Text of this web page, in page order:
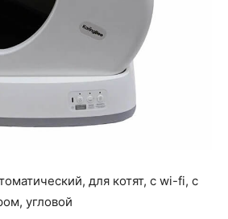
для котят, с wi-fi, с
угловой